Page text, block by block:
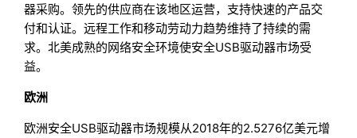
器采购。领先的供应商在该地区运营，支持快速的产品交
付和认证。远程工作和移动劳动力趋势维持了持续的需
求。北美成熟的网络安全环境使安全USB驱动器市场受
益。
欧洲
欧洲安全USB驱动器市场规模从2018年的2.5276亿美元增